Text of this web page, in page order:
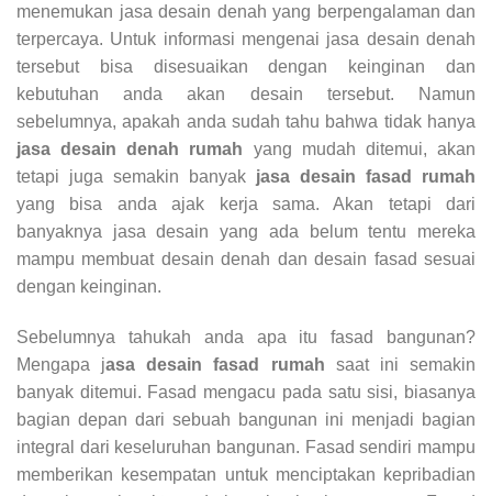
menemukan jasa desain denah yang berpengalaman dan
terpercaya. Untuk informasi mengenai jasa desain denah
tersebut bisa disesuaikan dengan keinginan dan
kebutuhan anda akan desain tersebut. Namun
sebelumnya, apakah anda sudah tahu bahwa tidak hanya
jasa desain denah rumah yang mudah ditemui, akan
tetapi juga semakin banyak jasa desain fasad rumah
yang bisa anda ajak kerja sama. Akan tetapi dari
banyaknya jasa desain yang ada belum tentu mereka
mampu membuat desain denah dan desain fasad sesuai
dengan keinginan.
Sebelumnya tahukah anda apa itu fasad bangunan?
Mengapa jasa desain fasad rumah saat ini semakin
banyak ditemui. Fasad mengacu pada satu sisi, biasanya
bagian depan dari sebuah bangunan ini menjadi bagian
integral dari keseluruhan bangunan. Fasad sendiri mampu
memberikan kesempatan untuk menciptakan kepribadian